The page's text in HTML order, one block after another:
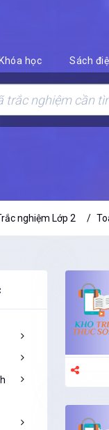
Khóa học Sách
nghiệm Lớp 2